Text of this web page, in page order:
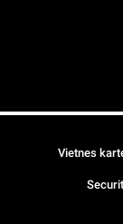
Vietnes